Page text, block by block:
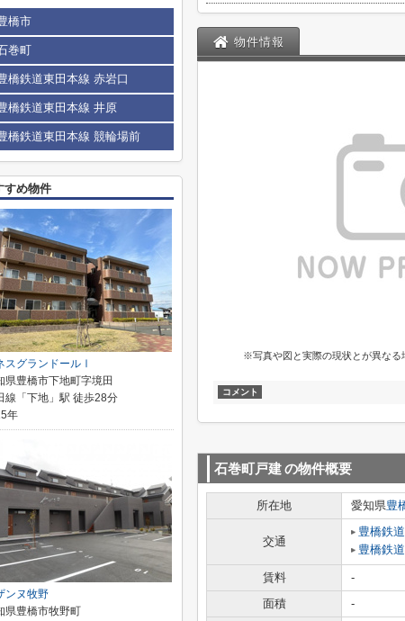
物件情報
※写真や図と実際の現状とが異なる
コメント
石巻町戸建の物件概要
所在地 愛知県豊
交通
豊橋鉄
豊橋鉄
賃料 -
面積
-
橋市
巻町
橋鉄道東田本線 赤岩口
橋鉄道東田本線 井原
橋鉄道東田本線 競輪場前
すめ物件
スグランドールⅠ
県豊橋市下地町字境田
線「下地」駅 徒歩28分
年
ンヌ牧野
県豊橋市牧野町